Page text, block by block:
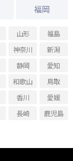
福岡
山形
福島
神奈川
新潟
静岡
愛知
和歌山
鳥取
香川
愛媛
長崎
鹿児島